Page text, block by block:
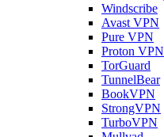
Windscribe
Avast VPN
Pure VPN
Proton VPN
TorGuard
TunnelBear
BookVPN
StrongVPN
TurboVPN